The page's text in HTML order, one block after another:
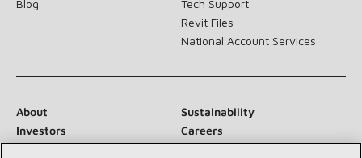
Blog
Tech Support
Revit Files
National Account Services
About
Sustainability
Investors
Careers
Suppliers
Contact Us